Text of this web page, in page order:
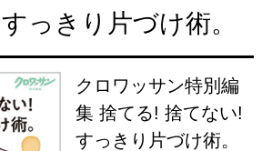
っきり片づけ術。
クロワッサン特別編
集 捨てる! 捨てない!
すっきり片づけ術。